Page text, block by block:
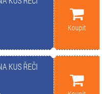
Koupit
KUS ŘEČI